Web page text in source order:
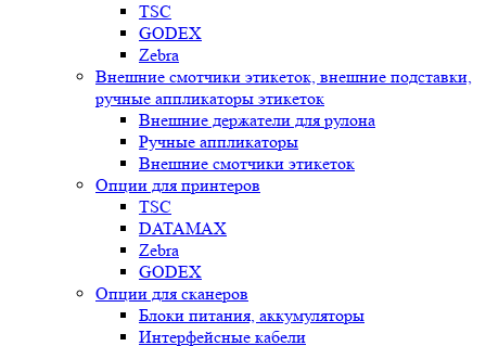
TSC
GODEX
Zebra
Внешние смотчики этикеток, внешние подставки,
ручные аппликаторы этикеток
Внешние держатели для рулона
Ручные аппликаторы
Внешние смотчики этикеток
Опции для принтеров
TSC
DATAMAX
Zebra
GODEX
Опции для сканеров
Блоки питания, аккумуляторы
Интерфейсные кабели